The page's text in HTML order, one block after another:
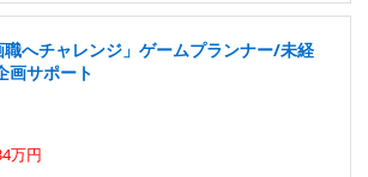
職へチャレンジ」ゲームプランナー/未経
画サポート
万円